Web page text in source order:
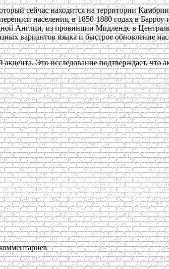
сейчас находится на территории
населения, в 1850-1880 годах в
Англии, из провинции Мидлендс в
вариантов языка и быстрое обновление
Это исследование подтверждает, что